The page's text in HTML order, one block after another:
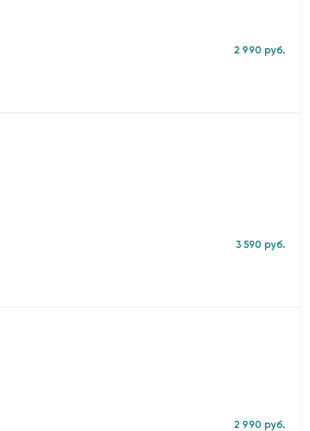
2 990 руб.
3 590 руб.
2 990 руб.